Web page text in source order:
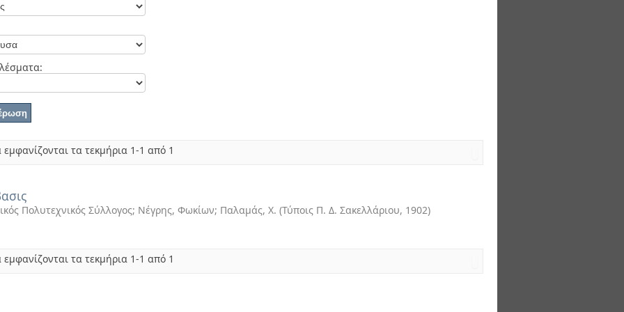
τα τεκμήρια 1-1 από 1
Πολυτεχνικός Σύλλογος; Νέγρης, Φωκίων; Παλαμάς, Χ. (Τύποις Π. Δ. Σακελλάριου, 1902)
τα τεκμήρια 1-1 από 1